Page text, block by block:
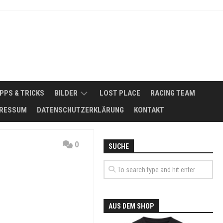
& TRICKS BILDER
2008
2011
LOST PLACE
RACING TEAM
–
DE
DATENSCHUTZERKLÄRUNG KONTAKT
0 SUCHE
AUS DEM SHOP